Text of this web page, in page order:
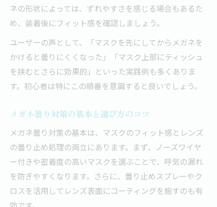
ネの形状によっては、ずれやすさを感じる場合もあるた
め、装着後にフィット感を確認しましょう。
ユーザーの声として、「マスクを先にしてからメガネを
かけると曇りにくくなった」「マスク上部にティッシュ
を挟むとさらに効果的」といった実践例も多くありま
す。初心者は特にこの順番を意識すると良いでしょう。
メガネ曇り対策の基本と選び方のコツ
メガネ曇り対策の基本は、マスクのフィット感とレンズ
の曇り止め処理の両立にあります。まず、ノーズワイヤ
ー付きや密着度の高いマスクを選ぶことで、呼気の漏れ
を防ぎやすくなります。さらに、曇り止めスプレーやク
ロスを活用してレンズ表面にコーティングを施すのも有